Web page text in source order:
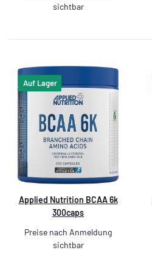
sichtbar
Auf Lager
Applied Nutrition BCAA 6k
300caps
Preise nach Anmeldung
sichtbar